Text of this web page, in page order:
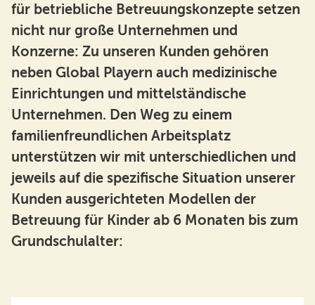
für betriebliche Betreuungskonzepte setzen
nicht nur große Unternehmen und
Konzerne: Zu unseren Kunden gehören
neben Global Playern auch medizinische
Einrichtungen und mittelständische
Unternehmen. Den Weg zu einem
familienfreundlichen Arbeitsplatz
unterstützen wir mit unterschiedlichen und
jeweils auf die spezifische Situation unserer
Kunden ausgerichteten Modellen der
Betreuung für Kinder ab 6 Monaten bis zum
Grundschulalter: